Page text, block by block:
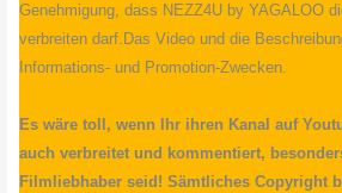
Genehmigung, dass NEZZ4U by YAGALOO
verbreiten darf.Das Video und die
Informations- und Promotion-Zwecken.
Es wäre toll, wenn Ihr ihren Kanal auf
auch verbreitet und kommentiert,
Filmliebhaber seid! Sämtliches Copyright